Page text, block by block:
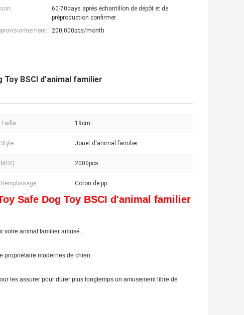
60-70days après échantillon de dépôt et de
préproduction confirmer
200,000pcs/month
Toy BSCI d'animal familier
Taille: 19cm
Style: Jouet d'animal familier
MOQ: 2000pcs
Remplissage: Coton de pp
Safe Dog Toy BSCI d'animal familier
votre animal familier amusé.
propriétaire modernes de chien.
les assurer pour durer plus longtemps un amusement libre de